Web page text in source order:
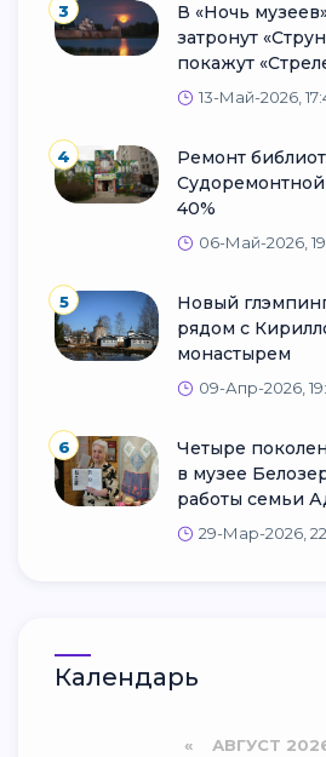
3
В «Ночь музеев» в Кириллове
затронут
покажут
13-Май-2026,
4
Ремонт библиотеки №10 на
40%
06-Май-2026,
5
Новый глэмпинг откроется летом
рядом с
монастырем
09-Апр-2026,
6
Четыре поколения рукодельниц:
в музее
работы семьи
29-Мар-2026,
Календарь
«АВГУСТ